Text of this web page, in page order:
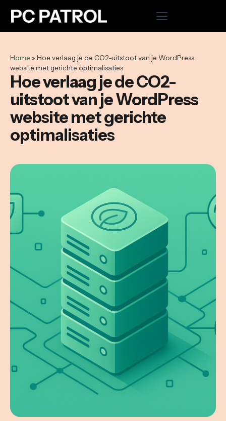
Hosting
Cloud VPS
Domeinnaam registreren
Microsoft 365
WordPress onderhoud uitbesteden
Home » Hoe verlaag je de CO2-uitstoot van je WordPress
website met gerichte optimalisaties
Hoe verlaag je de CO2-
uitstoot van je WordPress
website met gerichte
optimalisaties